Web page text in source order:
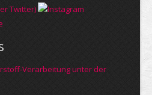
Verarbeitung unter der